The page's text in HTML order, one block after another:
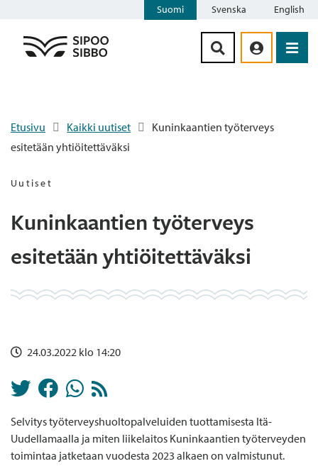
Suomi Svenska English
Etusivu Kaikki uutiset
Kuninkaantien työterveys
esitetään yhtiöitettäväksi
Uutiset
Kuninkaantien työterveys
esitetään yhtiöitettäväksi
24.03.2022 klo 14:20
Selvitys työterveyshuoltopalveluiden tuottamisesta Itä-
Uudellamaalla ja miten liikelaitos Kuninkaantien työterveyden
toimintaa jatketaan vuodesta 2023 alkaen on valmistunut.